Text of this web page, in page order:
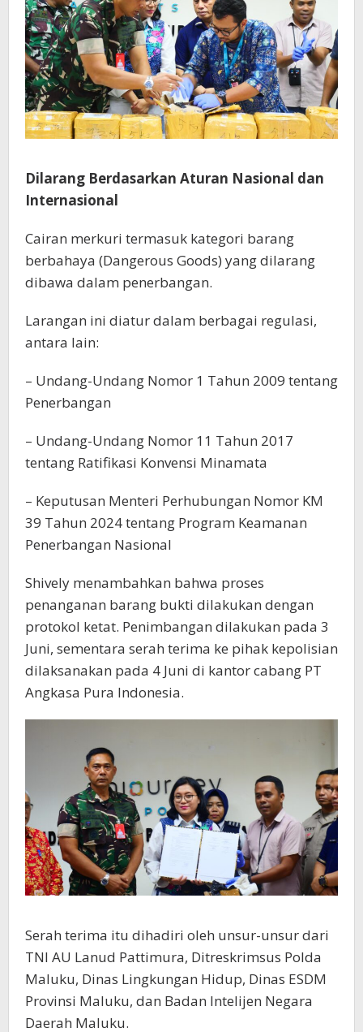
Dilarang Berdasarkan Aturan Nasional dan
Internasional
Cairan merkuri termasuk kategori barang
berbahaya (Dangerous Goods) yang dilarang
dibawa dalam penerbangan.
Larangan ini diatur dalam berbagai regulasi,
antara lain:
– Undang-Undang Nomor 1 Tahun 2009 tentang
Penerbangan
– Undang-Undang Nomor 11 Tahun 2017
tentang Ratifikasi Konvensi Minamata
– Keputusan Menteri Perhubungan Nomor KM
39 Tahun 2024 tentang Program Keamanan
Penerbangan Nasional
Shively menambahkan bahwa proses
penanganan barang bukti dilakukan dengan
protokol ketat. Penimbangan dilakukan pada 3
Juni, sementara serah terima ke pihak kepolisian
dilaksanakan pada 4 Juni di kantor cabang PT
Angkasa Pura Indonesia.
Serah terima itu dihadiri oleh unsur-unsur dari
TNI AU Lanud Pattimura, Ditreskrimsus Polda
Maluku, Dinas Lingkungan Hidup, Dinas ESDM
Provinsi Maluku, dan Badan Intelijen Negara
Daerah Maluku.